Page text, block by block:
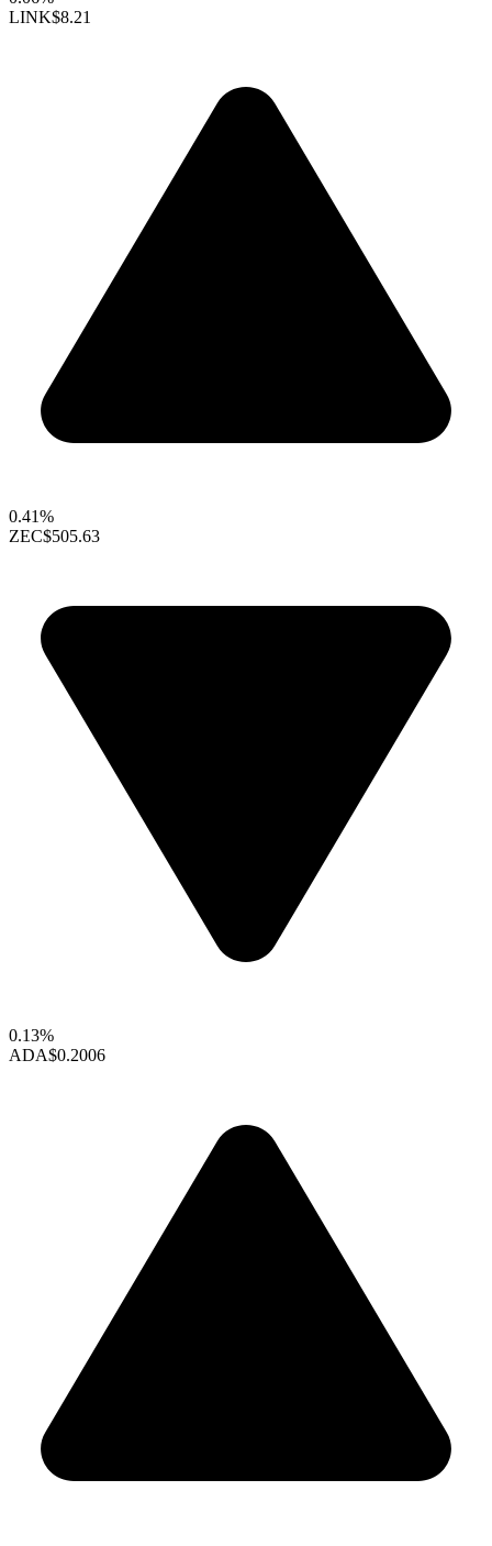
LINK$8.21
0.41%
ZEC$505.63
0.13%
ADA$0.2006